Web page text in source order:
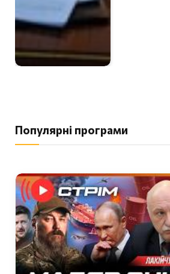
Популярні програми